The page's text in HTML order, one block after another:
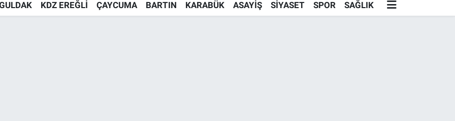
KDZ EREĞLİ ÇAYCUMA BARTIN KARABÜK ASAYİŞ SİYASET SPOR SAĞLIK